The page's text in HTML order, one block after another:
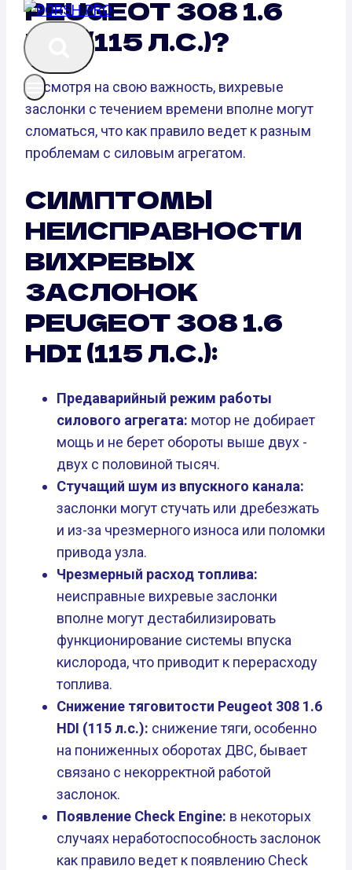
PEUGEOT 308 1.6
HDI (115 Л.С.)?
Несмотря на свою важность, вихревые
заслонки с течением времени вполне могут
сломаться, что как правило ведет к разным
проблемам с силовым агрегатом.
СИМПТОМЫ
НЕИСПРАВНОСТИ
ВИХРЕВЫХ
ЗАСЛОНОК
PEUGEOT 308 1.6
HDI (115 Л.С.):
Предаварийный режим работы
силового агрегата: мотор не добирает
мощь и не берет обороты выше двух -
двух с половиной тысяч.
Стучащий шум из впускного канала:
заслонки могут стучать или дребезжать
и из-за чрезмерного износа или поломки
привода узла.
Чрезмерный расход топлива:
неисправные вихревые заслонки
вполне могут дестабилизировать
функционирование системы впуска
кислорода, что приводит к перерасходу
топлива.
Снижение тяговитости Peugeot 308 1.6
HDI (115 л.с.): снижение тяги, особенно
на пониженных оборотах ДВС, бывает
связано с некорректной работой
заслонок.
Появление Check Engine: в некоторых
случаях неработоспособность заслонок
как правило ведет к появлению Check